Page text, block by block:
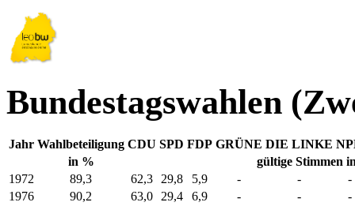
Bundestagswahlen
Jahr Wahlbeteiligung CDU SPD FDP GRÜNE DIE LINKE
in %
gültige Stimmen
1972
89,3 62,3 29,8 5,9 - -
-
1976
90,2 63,0 29,4 6,9 - -
-